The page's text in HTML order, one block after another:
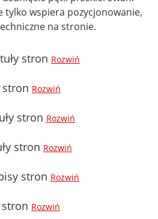
tylko wspiera pozycjonowanie,
na stronie.
stron Rozwiń
stron Rozwiń
stron Rozwiń
stron Rozwiń
stron Rozwiń
Rozwiń